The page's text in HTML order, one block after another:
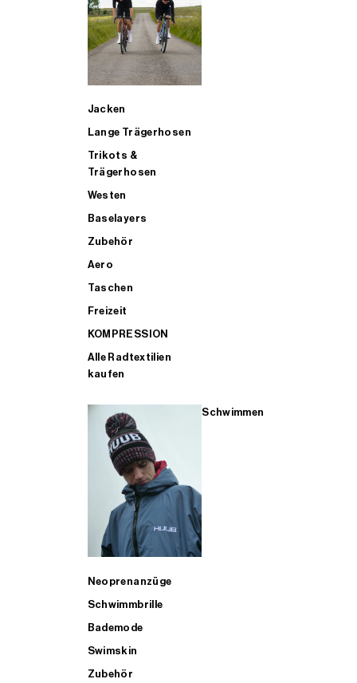
Jacken
Lange Trägerhosen
Trikots &
Trägerhosen
Westen
Baselayers
Zubehör
Aero
Taschen
Freizeit
KOMPRESSION
Alle Radtextilien
kaufen
Schwimmen
Neoprenanzüge
Schwimmbrille
Bademode
Swimskin
Zubehör
ALLE TRIATHLONARTIKEL FÜR MÄNNER KAUFEN